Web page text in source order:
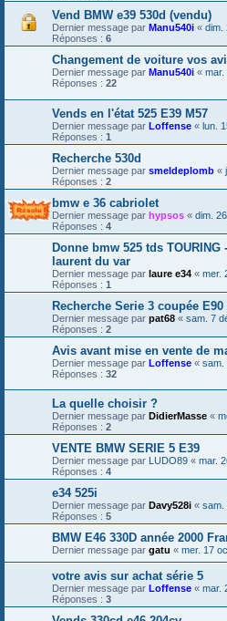
Vend BMW e39 530d (vendu)
Dernier message par Manu540i « dim.
Réponses : 6
Changement de voiture vos
Dernier message par Manu540i « mar.
Réponses : 22
Vends en l'état 525 E39 M57
Dernier message par Loffense « lun.
Réponses : 1
Recherche 530d
Dernier message par smeldeplomb «
Réponses : 2
bmw e 36 cabriolet
Dernier message par hypsos « dim.
Réponses : 4
Donne bmw 525 tds
laurent du var
Dernier message par laure e34 « mer.
Réponses : 1
Recherche Serie 3 coupée E90
Dernier message par pat68 « sam. 7
Réponses : 2
Avis avant mise en vente de
Dernier message par Loffense « sam.
Réponses : 32
La quelle choisir ?
Dernier message par DidierMasse «
Réponses : 2
VENTE BMW SERIE 5 E39
Dernier message par LUDO89 « mar.
Réponses : 4
e34 525i
Dernier message par Davy528i « sam.
Réponses : 5
BMW E46 330D année 2000
Dernier message par gatu « mer. 17
votre avis sur achat série 5
Dernier message par Loffense « mar.
Réponses : 3